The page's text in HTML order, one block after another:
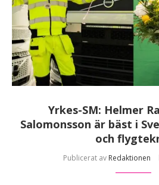
Yrkes-SM: Helmer
Salomonsson är bäst i
och
Publicerat av Redaktionen